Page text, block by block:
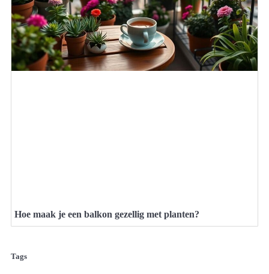
Hoe maak je een balkon gezellig met planten?
Tags